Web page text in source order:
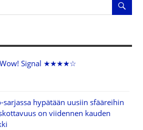
Wow! Signal ★★★★☆
sarjassa hypätään uusiin sfääreihin
on viidennen kauden